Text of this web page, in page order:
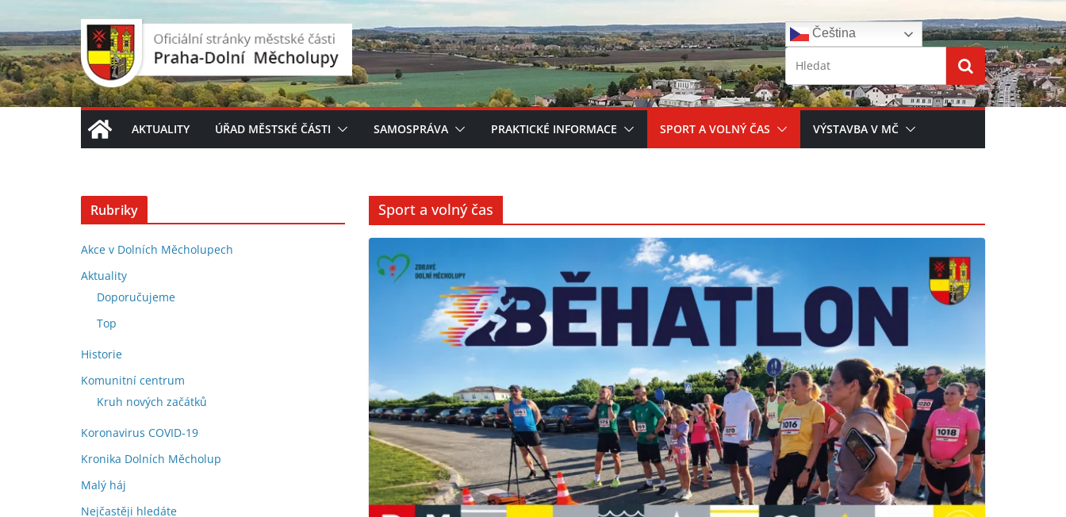
na
obsah
Čeština‎
AKTUALITY ÚŘAD MĚSTSKÉ ČÁSTI SAMOSPRÁVA PRAKTICKÉ INFORMACE SPORT A VOLNÝ ČAS VÝSTAVBA V MČ
Sport a volný čas
Rubriky
Akce v Dolních Měcholupech
Aktuality
Doporučujeme
Top
Historie
Komunitní centrum
Kruh nových začátků
Koronavirus COVID-19
Kronika Dolních Měcholup
Malý háj
Nejčastěji hledáte